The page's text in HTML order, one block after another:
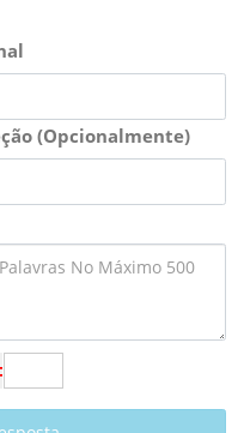
(Opcionalmente)